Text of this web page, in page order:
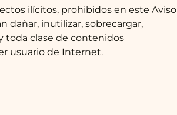
ilícitos, prohibidos en este Aviso
dañar, inutilizar, sobrecargar,
toda clase de contenidos
usuario de Internet.